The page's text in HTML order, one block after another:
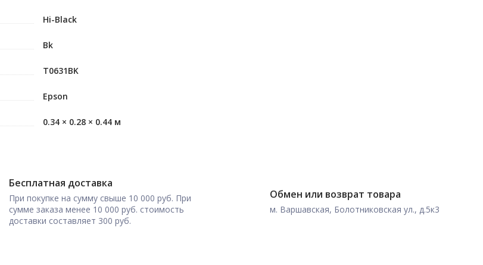
Hi-Black
Bk
T0631BK
Epson
0.34 × 0.28 × 0.44 м
Бесплатная доставка
При покупке на сумму свыше 10 000 руб. При
сумме заказа менее 10 000 руб. стоимость
доставки составляет 300 руб.
Обмен или возврат товара
м. Варшавская, Болотниковская ул., д.5к3